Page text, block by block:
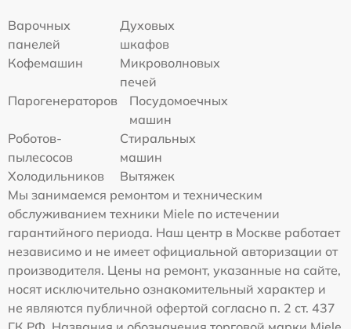
Варочных
панелей
Духовых
шкафов
Кофемашин
Микроволновых
печей
Парогенераторов
Посудомоечных
машин
Роботов-
пылесосов
Стиральных
машин
Холодильников
Вытяжек
Мы занимаемся ремонтом и техническим
обслуживанием техники Miele по истечении
гарантийного периода. Наш центр в Москве работает
независимо и не имеет официальной авторизации от
производителя. Цены на ремонт, указанные на сайте,
носят исключительно ознакомительный характер и
не являются публичной офертой согласно п. 2 ст. 437